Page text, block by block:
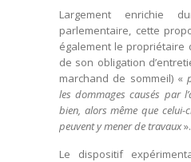
Largement enrichie
parlementaire, cette
également le propriétaire
de son obligation
marchand de sommeil) «
les dommages causés par
bien, alors même que celui-
peuvent y mener de travaux».
Le dispositif